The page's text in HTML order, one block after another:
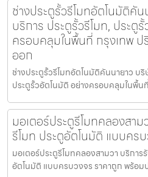
ช่างประตูรั้วรีโมทอัตโนมัติคัน
บริการ ประตูรั้วรีโมท, ประตู
ครอบคลุมในพื้นที่ กรุงเทพ
ออก
ช่างประตูรั้วรีโมทอัตโนมัติคันนายาว บริ
ประตูรั้วอัตโนมัติ อย่างครอบคลุมในพื้น
มอเตอร์ประตูรีโมทคลองสา
รีโมท ประตูอัตโนมัติ แบบคร
มอเตอร์ประตูรีโมทคลองสามวา บริกา
อัตโนมัติ แบบครบวงจร ราคาถูก พร้อม